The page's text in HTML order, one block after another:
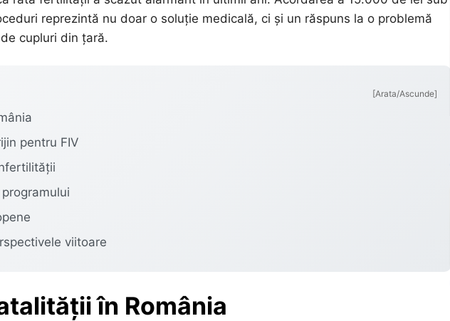
reprezintă nu doar o soluție medicală, ci și un răspuns la o problemă
cupluri din țară.
[Arata/Ascunde]
pentru FIV
viitoare
în România